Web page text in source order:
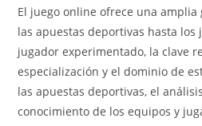
El juego online ofrece una amplia
las apuestas deportivas hasta los
jugador experimentado, la clave
especialización y el dominio de
las apuestas deportivas, el
conocimiento de los equipos y